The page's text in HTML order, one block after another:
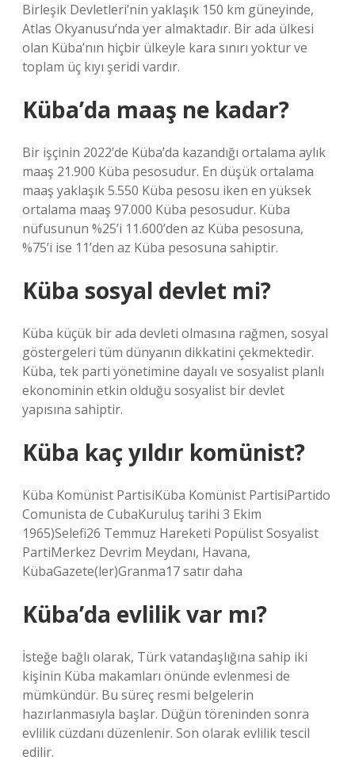
Birleşik Devletleri’nin yaklaşık 150 km güneyinde,
Atlas Okyanusu’nda yer almaktadır. Bir ada ülkesi
olan Küba’nın hiçbir ülkeyle kara sınırı yoktur ve
toplam üç kıyı şeridi vardır.
Küba’da maaş ne kadar?
Bir işçinin 2022’de Küba’da kazandığı ortalama aylık
maaş 21.900 Küba pesosudur. En düşük ortalama
maaş yaklaşık 5.550 Küba pesosu iken en yüksek
ortalama maaş 97.000 Küba pesosudur. Küba
nüfusunun %25’i 11.600’den az Küba pesosuna,
%75’i ise 11’den az Küba pesosuna sahiptir.
Küba sosyal devlet mi?
Küba küçük bir ada devleti olmasına rağmen, sosyal
göstergeleri tüm dünyanın dikkatini çekmektedir.
Küba, tek parti yönetimine dayalı ve sosyalist planlı
ekonominin etkin olduğu sosyalist bir devlet
yapısına sahiptir.
Küba kaç yıldır komünist?
Küba Komünist PartisiKüba Komünist PartisiPartido
Comunista de CubaKuruluş tarihi 3 Ekim
1965)Selefi26 Temmuz Hareketi Popülist Sosyalist
PartiMerkez Devrim Meydanı, Havana,
KübaGazete(ler)Granma17 satır daha
Küba’da evlilik var mı?
İsteğe bağlı olarak, Türk vatandaşlığına sahip iki
kişinin Küba makamları önünde evlenmesi de
mümkündür. Bu süreç resmi belgelerin
hazırlanmasıyla başlar. Düğün töreninden sonra
evlilik cüzdanı düzenlenir. Son olarak evlilik tescil
edilir.